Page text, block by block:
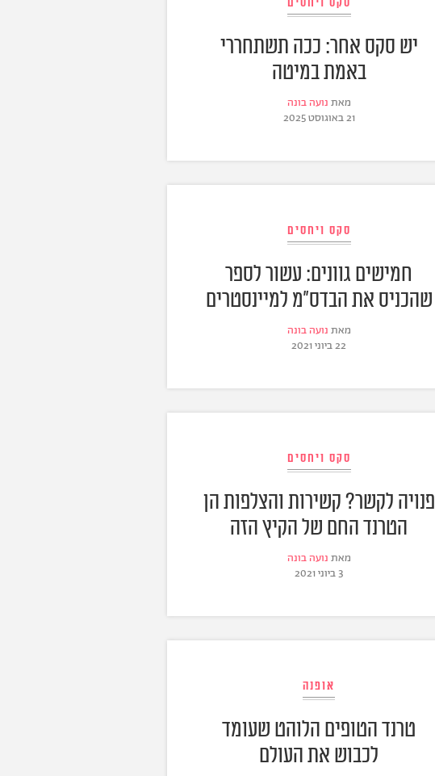
יש סקס אחר: ככה תשתחררי
באמת במיטה
מאת נועה בונה
21 באוגוסט 2025
סקס ויחסים
חמישים גוונים: עשור לספר
שהכניס את הבדס"מ למיינסטרים
מאת נועה בונה
22 ביוני 2021
סקס ויחסים
פנויה לקשר? קשירות והצלפות הן
הטרנד החם של הקיץ הזה
מאת נועה בונה
3 ביוני 2021
אופנה
טרנד הטופים הלוהט שעומד
לכבוש את העולם